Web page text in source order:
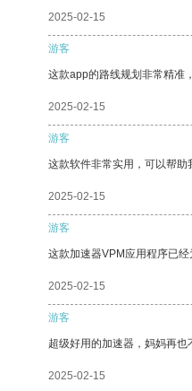
2025-02-15
游客
这款app的路线规划非常精准
2025-02-15
游客
这款软件非常实用，可以帮助
2025-02-15
游客
这款加速器VPM应用程序已经
2025-02-15
游客
超级好用的加速器，妈妈再也
2025-02-15